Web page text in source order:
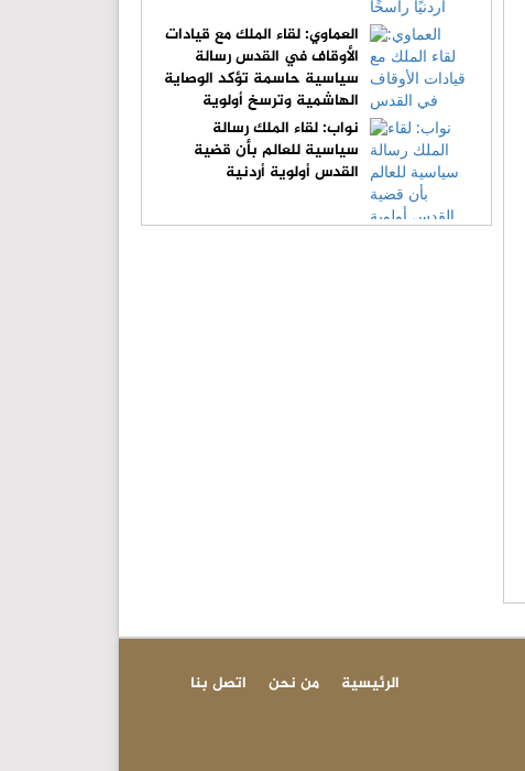
العماوي: لقاء الملك مع قيادات
الأوقاف في القدس رسالة
سياسية حاسمة تؤكد الوصاية
الهاشمية وترسخ أولوية
الدفاع عن المقدساتنواب: لقاء الملك رسالة
سياسية للعالم بأن قضية
القدس أولوية أردنية
اتصل بنا من نحن الرئيسية